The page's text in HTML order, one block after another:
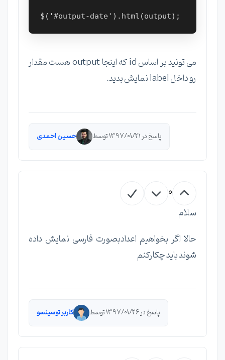
می تونید بر اساس id که اینجا output هست مقدار
رو داخل label نمایش بدید.
پاسخ در 1397/01/21 توسط حسین احمدی
0
سلام
حالا اگر بخواهیم اعدادبصورت فارسی نمایش داده
شوند باید چکارکنم
پاسخ در 1397/01/26 توسط کاربر توسینسو